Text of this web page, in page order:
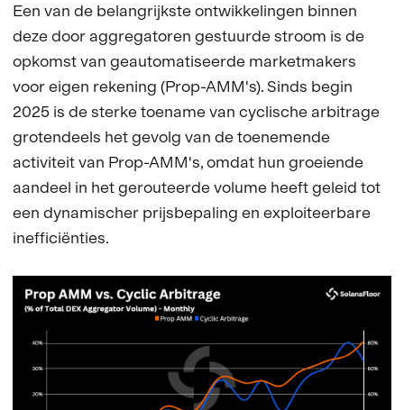
Een van de belangrijkste ontwikkelingen binnen
deze door aggregatoren gestuurde stroom is de
opkomst van geautomatiseerde marketmakers
voor eigen rekening (Prop-AMM's). Sinds begin
2025 is de sterke toename van cyclische arbitrage
grotendeels het gevolg van de toenemende
activiteit van Prop-AMM's, omdat hun groeiende
aandeel in het gerouteerde volume heeft geleid tot
een dynamischer prijsbepaling en exploiteerbare
inefficiënties.